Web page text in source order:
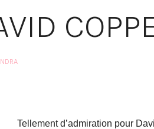
Tellement d’admiration pour